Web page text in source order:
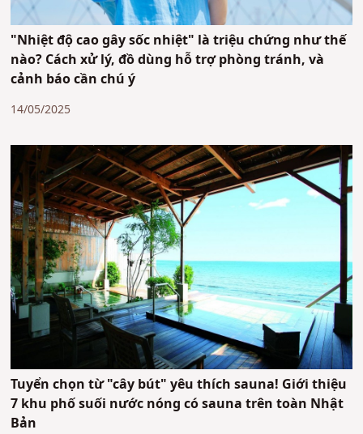
"Nhiệt độ cao gây sốc nhiệt" là triệu chứng như thế
nào? Cách xử lý, đồ dùng hỗ trợ phòng tránh, và
cảnh báo cần chú ý
14/05/2025
Tuyển chọn từ "cây bút" yêu thích sauna! Giới thiệu
7 khu phố suối nước nóng có sauna trên toàn Nhật
Bản